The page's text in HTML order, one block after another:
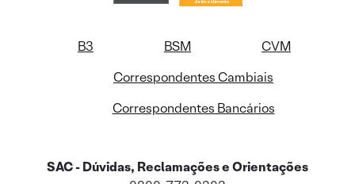
B3 BSM
CVM
Correspondentes Cambiais
Correspondentes Bancários
SAC - Dúvidas, Reclamações e Orientações